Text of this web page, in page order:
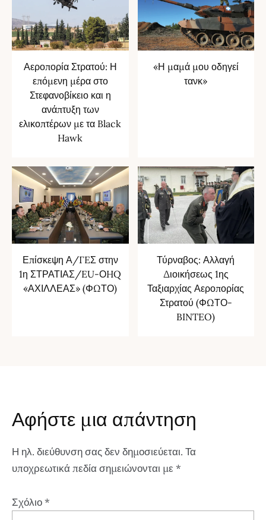
Αεροπορία Στρατού: Η
επόμενη μέρα στο
Στεφανοβίκειο και η
ανάπτυξη των
ελικοπτέρων με τα Black
Hawk
«Η μαμά μου οδηγεί
τανκ»
Επίσκεψη Α/ΓEΣ στην
1η ΣΤΡΑΤΙΑΣ/EU-ΟHQ
«ΑΧΙΛΛΕΑΣ» (ΦΩΤΟ)
Τύρναβος: Αλλαγή
Διοικήσεως 1ης
Ταξιαρχίας Αεροπορίας
Στρατού (ΦΩΤΟ-
BINTEO)
Αφήστε μια απάντηση
Η ηλ. διεύθυνση σας δεν δημοσιεύεται. Τα
υποχρεωτικά πεδία σημειώνονται με *
Σχόλιο*